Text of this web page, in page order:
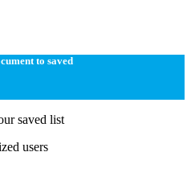
to saved
saved list
users